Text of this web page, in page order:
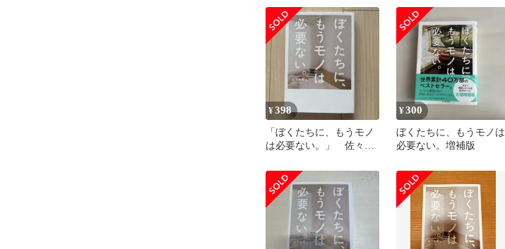
¥398
「ぼくたちに、もうモノ
は必要ない。」 佐々木
¥300
ぼくたちに、もうモノは
必要ない。増補版